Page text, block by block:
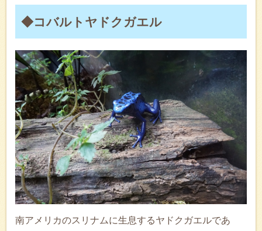
◆コバルトヤドクガエル
南アメリカのスリナムに生息するヤドクガエルであ